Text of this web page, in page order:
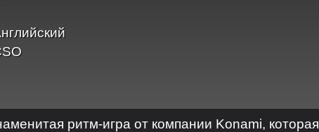
ритм-игра от компании Konami, которая